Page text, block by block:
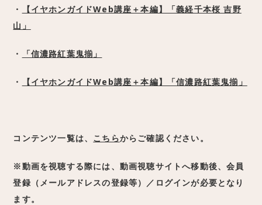
・
【イヤホンガイドWeb講座＋本編】「義経千本桜 吉野
山」
・ 「信濃路紅葉鬼揃」
・ 【イヤホンガイドWeb講座＋本編】「信濃路紅葉鬼揃」
コンテンツ一覧は、 こちらからご確認ください。
※動画を視聴する際には、動画視聴サイトへ移動後、会員
登録（メールアドレスの登録等）／ログインが必要となり
ます。